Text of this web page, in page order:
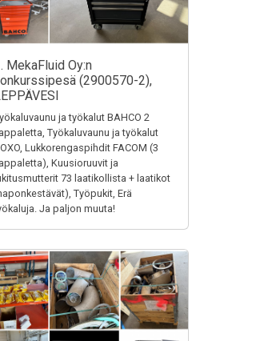
MekaFluid Oy:n
(2900570-2),
ja työkalut BAHCO 2
Työkaluvaunu ja työkalut
Lukkorengaspihdit FACOM (3
Kuusioruuvit ja
73 laatikollista + laatikot
Työpukit, Erä
Ja paljon muuta!